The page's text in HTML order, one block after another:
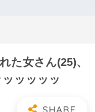
た女さん(25)、
ッッッッ